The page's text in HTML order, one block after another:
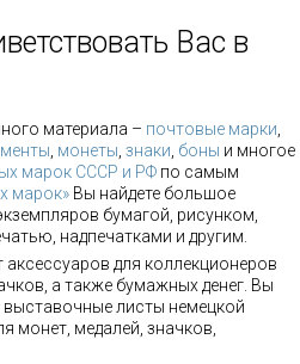
Вас в
материала – почтовые марки
монеты знаки боны и многое
марок СССР и РФ по самым
марок» Вы найдете большое
бумагой, рисунком,
надпечатками и другим.
для коллекционеров
а также бумажных денег. Вы
, выставочные листы немецкой
монет, медалей, значков,